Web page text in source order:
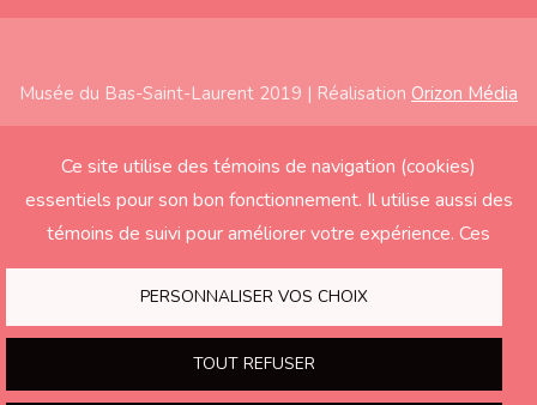
Musée du Bas-Saint-Laurent 2019 | Réalisation Orizon Média
Ce site utilise des témoins de navigation (cookies)
essentiels pour son bon fonctionnement. Il utilise aussi des
témoins de suivi pour améliorer votre expérience. Ces
derniers seront activés seulement si vous acceptez.
PERSONNALISER VOS CHOIX
TOUT REFUSER
Subfooter
Accueil
À propos
Éducation
Soutenir le Musée